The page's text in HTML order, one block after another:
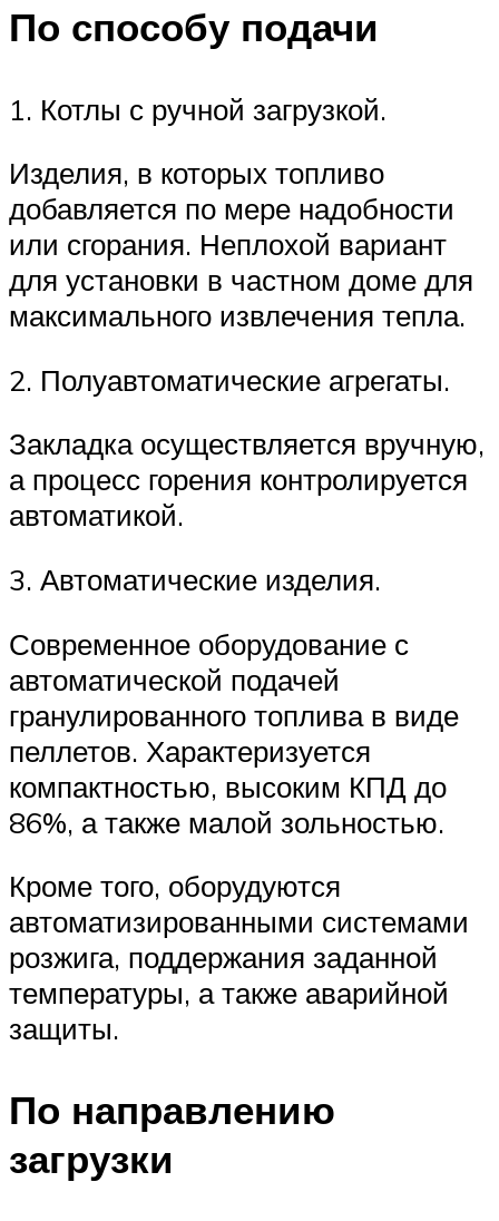
По способу подачи
1. Котлы с ручной загрузкой.
Изделия, в которых топливо
добавляется по мере надобности
или сгорания. Неплохой вариант
для установки в частном доме для
максимального извлечения тепла.
2. Полуавтоматические агрегаты.
Закладка осуществляется вручную,
а процесс горения контролируется
автоматикой.
3. Автоматические изделия.
Современное оборудование с
автоматической подачей
гранулированного топлива в виде
пеллетов. Характеризуется
компактностью, высоким КПД до
86%, а также малой зольностью.
Кроме того, оборудуются
автоматизированными системами
розжига, поддержания заданной
температуры, а также аварийной
защиты.
По направлению
загрузки